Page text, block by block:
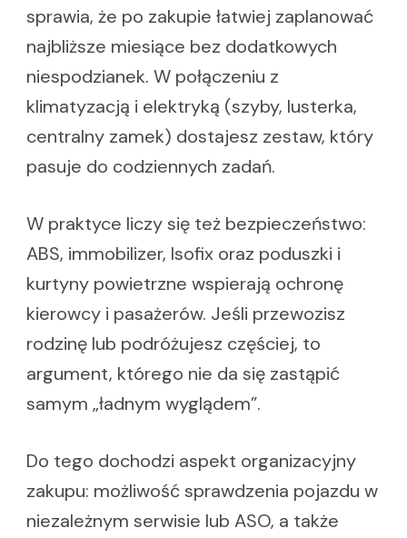
sprawia, że po zakupie łatwiej zaplanować
najbliższe miesiące bez dodatkowych
niespodzianek. W połączeniu z
klimatyzacją i elektryką (szyby, lusterka,
centralny zamek) dostajesz zestaw, który
pasuje do codziennych zadań.
W praktyce liczy się też bezpieczeństwo:
ABS, immobilizer, Isofix oraz poduszki i
kurtyny powietrzne wspierają ochronę
kierowcy i pasażerów. Jeśli przewozisz
rodzinę lub podróżujesz częściej, to
argument, którego nie da się zastąpić
samym „ładnym wyglądem”.
Do tego dochodzi aspekt organizacyjny
zakupu: możliwość sprawdzenia pojazdu w
niezależnym serwisie lub ASO, a także